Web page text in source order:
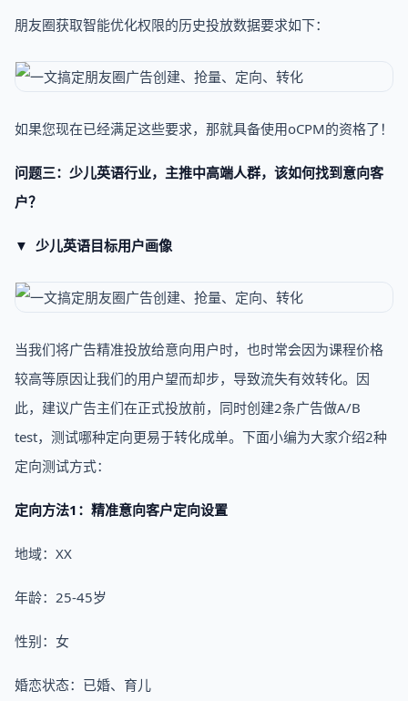
朋友圈获取智能优化权限的历史投放数据要求如下：
如果您现在已经满足这些要求，那就具备使用oCPM的资格了！
问题三：少儿英语行业，主推中高端人群，该如何找到意向客
户？
▼ 少儿英语目标用户画像
当我们将广告精准投放给意向用户时，也时常会因为课程价格
较高等原因让我们的用户望而却步，导致流失有效转化。因
此，建议广告主们在正式投放前，同时创建2条广告做A/B
test，测试哪种定向更易于转化成单。下面小编为大家介绍2种
定向测试方式：
定向方法1：精准意向客户定向设置
地域：XX
年龄：25-45岁
性别：女
婚恋状态：已婚、育儿